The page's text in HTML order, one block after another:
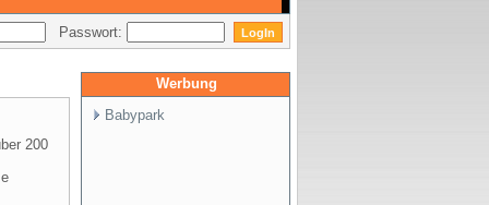
Passwort:
200
Werbung
Babypark